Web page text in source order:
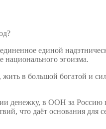
единой
национального эгоизма.
в большой богатой и
денежку, в ООН за Россию
что даёт основания для